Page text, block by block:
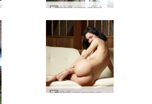
एंजेली चरम परिप्रेक्ष्य #17
एंगेली का पहला सत्र #42